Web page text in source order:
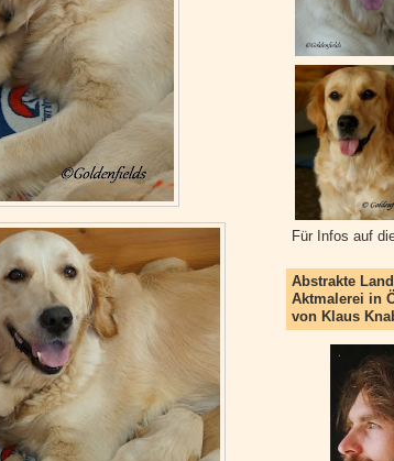
Für Infos auf
Abstrakte
Aktmalerei in
von Klaus